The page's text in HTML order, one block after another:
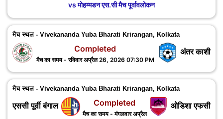
vs मोहम्मडन एस.सी मैच पूर्वावलोकन
मैच स्थल - Vivekananda Yuba Bharati Krirangan, Kolkata
अंतर काशी
Completed
मैच का समय - रविवार अप्रैल 26, 2026 07:30 PM
मैच स्थल - Vivekananda Yuba Bharati Krirangan, Kolkata
एससी पूर्वी बंगाल ओडिशा एफसी
Completed
मैच का समय - मंगलवार अप्रैल